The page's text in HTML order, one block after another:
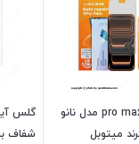
گلس آیفون 17 pro max مدل نانو
میتوبل
شفاف